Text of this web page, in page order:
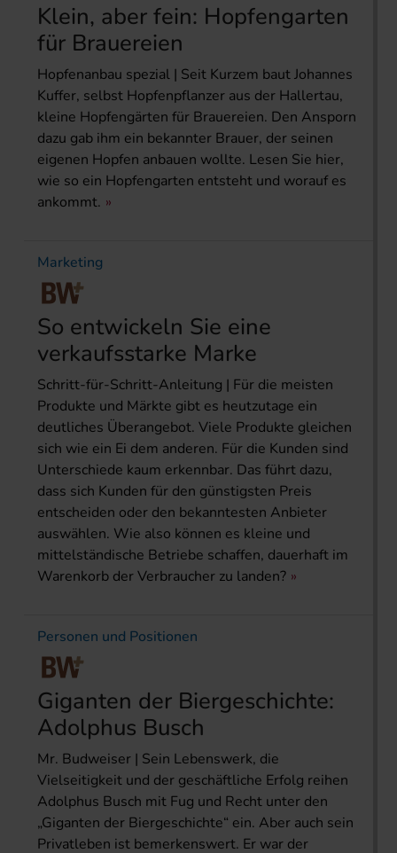
Klein, aber fein: Hopfen­garten
für Brauereien
Hopfenanbau spezial | Seit Kurzem baut Johannes
Kuffer, selbst Hopfenpflanzer aus der Hallertau,
kleine Hopfengärten für Brauereien. Den Ansporn
dazu gab ihm ein bekannter Brauer, der seinen
eigenen Hopfen anbauen wollte. Lesen Sie hier,
wie so ein Hopfengarten entsteht und worauf es
ankommt.
Marketing
So entwickeln Sie eine
verkaufsstarke Marke
Schritt-für-Schritt-Anleitung | Für die meisten
Produkte und Märkte gibt es heutzutage ein
deutliches Überangebot. Viele Produkte gleichen
sich wie ein Ei dem anderen. Für die Kunden sind
Unterschiede kaum erkennbar. Das führt dazu,
dass sich Kunden für den günstigsten Preis
entscheiden oder den bekanntesten Anbieter
auswählen. Wie also können es kleine und
mittelständische Betriebe schaffen, dauerhaft im
Warenkorb der Verbraucher zu landen?
Personen und Positionen
Giganten der Biergeschichte:
Adolphus Busch
Mr. Budweiser | Sein Lebenswerk, die
Vielseitigkeit und der geschäftliche Erfolg reihen
Adolphus Busch mit Fug und Recht unter den
„Giganten der Biergeschichte“ ein. Aber auch sein
Privatleben ist bemerkenswert. Er war der